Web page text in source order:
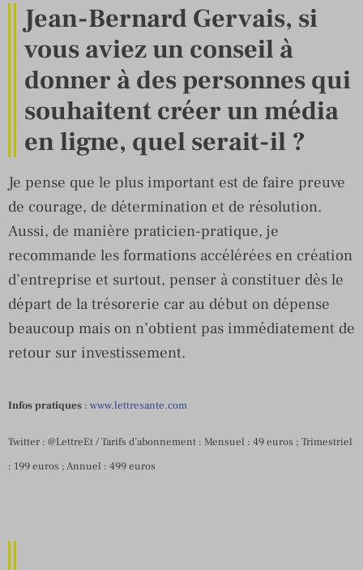
Jean-Bernard Gervais, si
vous aviez un conseil à
donner à des personnes qui
souhaitent créer un média
en ligne, quel serait-il ?
Je pense que le plus important est de faire preuve
de courage, de détermination et de résolution.
Aussi, de manière praticien-pratique, je
recommande les formations accélérées en création
d’entreprise et surtout, penser à constituer dès le
départ de la trésorerie car au début on dépense
beaucoup mais on n’obtient pas immédiatement de
retour sur investissement.
Infos pratiques : www.lettresante.com
Twitter : @LettreEt / Tarifs d’abonnement : Mensuel : 49 euros ; Trimestriel
: 199 euros ; Annuel : 499 euros